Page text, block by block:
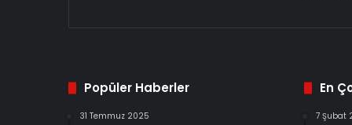
Popüler Haberler
31 Temmuz 2025
En
7 Şubat